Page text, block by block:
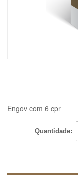
Engov com 6 cpr
Quantidade: